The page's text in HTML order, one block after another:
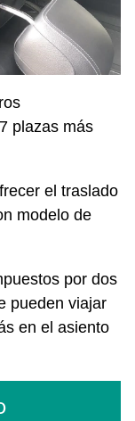
plazas más
el traslado
modelo de
por dos
pueden viajar
en el asiento